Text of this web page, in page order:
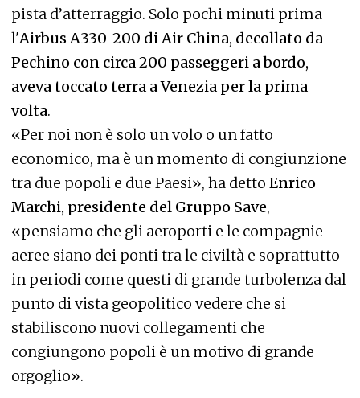
pista d’atterraggio. Solo pochi minuti prima
l'Airbus A330-200 di Air China, decollato da
Pechino con circa 200 passeggeri a bordo,
aveva toccato terra a Venezia per la prima
volta.
«Per noi non è solo un volo o un fatto
economico, ma è un momento di congiunzione
tra due popoli e due Paesi», ha detto Enrico
Marchi, presidente del Gruppo Save,
«pensiamo che gli aeroporti e le compagnie
aeree siano dei ponti tra le civiltà e soprattutto
in periodi come questi di grande turbolenza dal
punto di vista geopolitico vedere che si
stabiliscono nuovi collegamenti che
congiungono popoli è un motivo di grande
orgoglio».